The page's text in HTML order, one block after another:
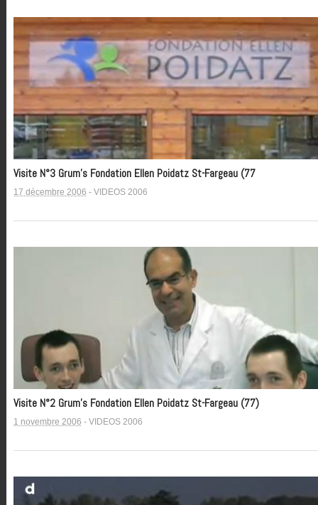
Visite N°3 Grum’s Fondation Ellen Poidatz St-Fargeau (77
17 décembre 2006 - VIDEOS 2006
Visite N°2 Grum’s Fondation Ellen Poidatz St-Fargeau (77)
1 novembre 2006 - VIDEOS 2006